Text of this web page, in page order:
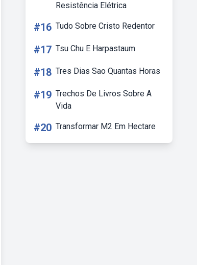
Resistência Elétrica
#16 Tudo Sobre Cristo Redentor
#17 Tsu Chu E Harpastaum
#18 Tres Dias Sao Quantas Horas
#19 Trechos De Livros Sobre A
Vida
#20 Transformar M2 Em Hectare